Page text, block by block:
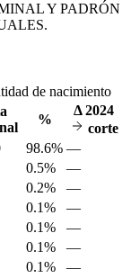
Y PADRÓN
de nacimiento
%
Δ2024
corte
98.6% —
0.5%
—
0.2%
—
0.1%
—
0.1%
—
0.1%
—
0.1%
—